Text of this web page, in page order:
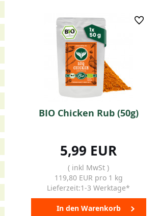
BIO Chicken Rub (50g)
5,99 EUR
( inkl MwSt )
119,80 EUR pro 1 kg
Lieferzeit:1-3 Werktage*
In den Warenkorb